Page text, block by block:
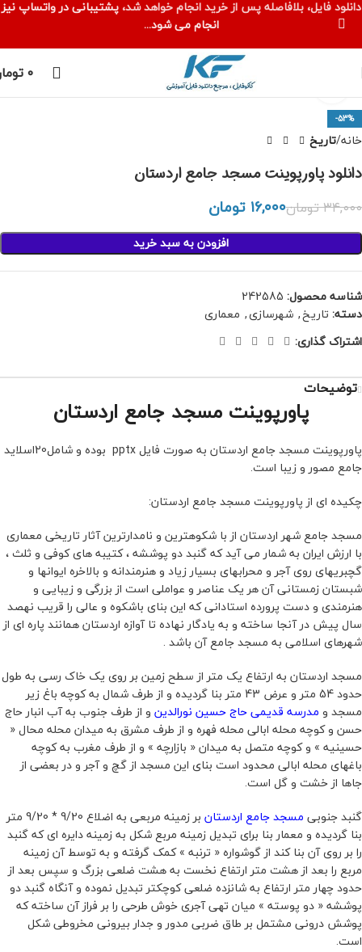
۰
-53%
بزرگنمایی تصویر
خانه تاریخ
دانلود پاورپوینت مسجد جامع اردستان
۳۴,۰۰۰تومان۱۶,۰۰۰ تومان
افزودن به سبد خرید
شناسه محصول: 242585
دسته: تاریخ, شهرسازی, معماری
اشتراک گذاری:
توضیحات
پاورپوینت مسجد جامع اردستان
پاورپوینت مسجد جامع اردستان به صورت فایل pptx بوده و شامل20اسلاید
جامع مصور و زیبا است.
چکیده ای از پاورپوینت مسجد جامع اردستان:
مسجد جامع شهر اردستان از با شکوهترین و نامدارترین آثار تاریخی معماری
با ارزش ایران به شمار می آید که گنبد دو پوششه ، کتیبه های کوفی و ثلث ،
گچبریهای روی آجر و محرابهای بسیار زیاد و هنرمندانه و بالاخره ایوانها و
شبستان زمستانی آن هر یک عناصر و عواملی است از بزرگی و زیبایی و
هنرمندی و دست پرورده استادانی که این بنای باشکوه و عالی را قریب نهصد
سال پیش در آنجا ساخته و به یادگار نهاده تا آوازه اردستان همانند پاره ای از
شهرهای اسلامی به مسجد جامع آن باشد .
مسجد اردستان به ارتفاع یک متر از سطح زمین بر روی یک خاک رسی به طول
حدود 54 متر و عرض 43 متر بنا گردیده و از طرف شمال به کوچه باغ زیر
مسجد و مدرسه قدیمی حاج حسین نورالدین و از طرف جنوب به آب انبار حاج
حسن و کوچه محله ابالی محله فهره و از طرف مشرق به میدان محله محال «
حسینیه » و کوچه متصل به میدان « بازارچه » و از طرف مغرب به کوچه
باغهای محله ابالی محدود است بنای این مسجد از گچ و آجر و در بعضی از
جاها از خشت و گل است.
گنبد جنوبی مسجد جامع اردستان
بر زمینه مربعی به اضلاع 9/20 * 9/20 متر
بنا گردیده و معمار بنا برای تبدیل زمینه مربع شکل به زمینه دایره ای که گنبد
را بر روی آن بنا کند از گوشواره « ترنبه » کمک گرفته و به توسط آن زمینه
مربع را بعد از هشت متر ارتفاع نخست به هشت ضلعی بزرگ و سپس بعد از
حدود چهار متر ارتفاع به شانزده ضلعی کوچکتر تبدیل نموده و آنگاه گنبد دو
پوششه « دو پوسته » میان تهی آجری خوش طرحی را بر فراز آن ساخته که
پوشش درونی مشتمل بر طاق ضربی مدور و جدار بیرونی مخروطی شکل
است.
دانلود فایل، بلافاصله پس از خرید انجام خواهد شد،پشتیبانی در واتساپ نیز
انجام می شود...